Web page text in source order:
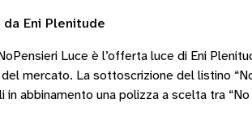
da Eni Plenitude
Luce è l’offerta luce di Eni
del mercato. La sottoscrizione del listino
in abbinamento una polizza a scelta tra